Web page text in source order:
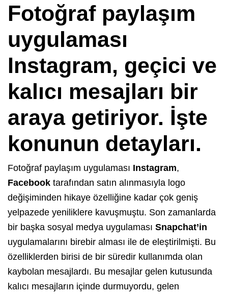
Fotoğraf paylaşım
uygulaması
Instagram, geçici ve
kalıcı mesajları bir
araya getiriyor. İşte
konunun detayları.
Fotoğraf paylaşım uygulaması Instagram,
Facebook tarafından satın alınmasıyla logo
değişiminden hikaye özelliğine kadar çok geniş
yelpazede yeniliklere kavuşmuştu. Son zamanlarda
bir başka sosyal medya uygulaması Snapchat’in
uygulamalarını birebir alması ile de eleştirilmişti. Bu
özelliklerden birisi de bir süredir kullanımda olan
kaybolan mesajlardı. Bu mesajlar gelen kutusunda
kalıcı mesajların içinde durmuyordu, gelen